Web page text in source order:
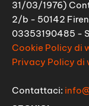
31/03/1976)
2/b - 50142
03353190485 -
Cookie Policy di
Privacy Policy
Contattaci: